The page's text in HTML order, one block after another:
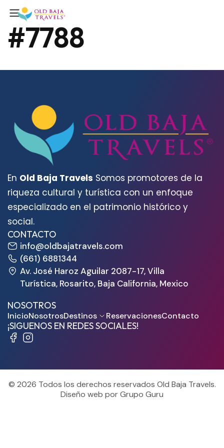
#7788
En Old Baja Travels Somos promotores de la
riqueza cultural y turística con un enfoque
especializado en el patrimonio histórico y
social.
CONTACTO
info@oldbajatravels.com
(661) 6881344
Av. José Haroz Aguilar 2087-17, Villa
Turística, Rosarito, Baja California, Mexico
NOSOTROS
InicioNosotrosDestinos ReservacionesContacto
¡SIGUENOS EN REDES SOCIALES!
© 2026 Todos los derechos reservados Old Baja Travels.
Diseño web por Grupo Guru